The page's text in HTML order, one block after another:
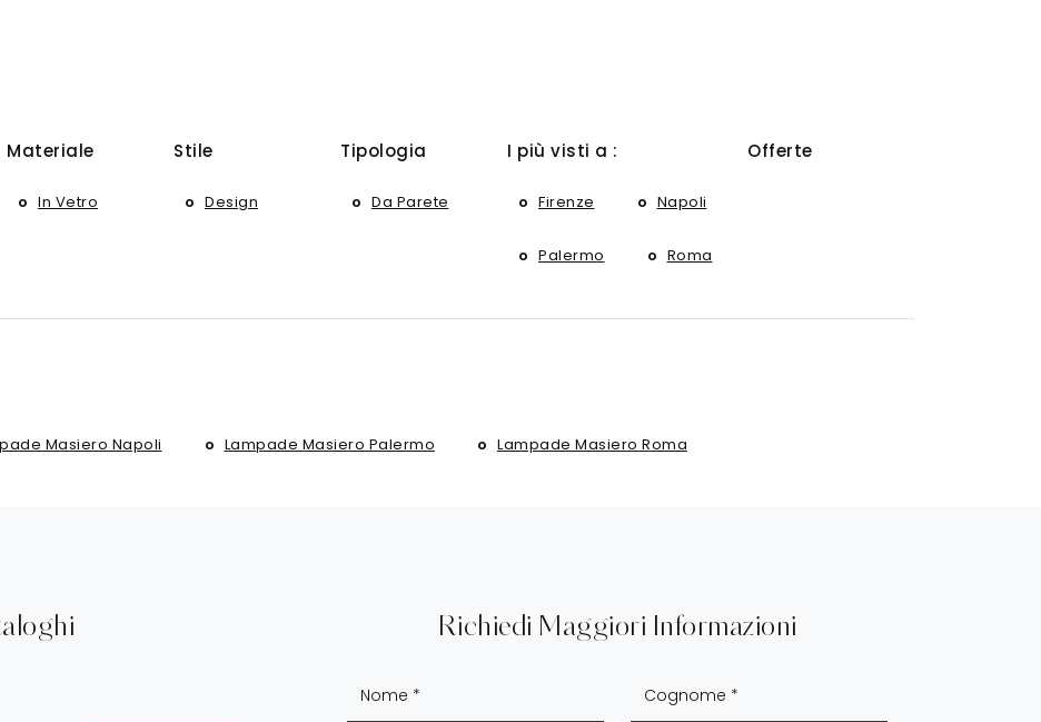
Materiale
In Vetro
Stile
Design
Tipologia
Da Parete
I più visti a :
Firenze Napoli
Palermo Roma
Offerte
Masiero Napoli Lampade Masiero Palermo Lampade Masiero Roma
Richiedi Maggiori Informazioni